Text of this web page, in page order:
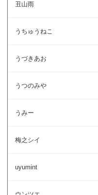
丑山雨
うちゅうねこ
うづきあお
うつのみや
うみー
梅之シイ
uyumint